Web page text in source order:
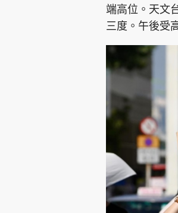
端高位。天文
三度。午後受